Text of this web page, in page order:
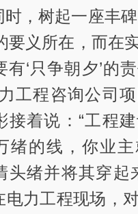
，树起一座丰碑
要义所在，而在
有‘只争朝夕’的
工程咨询公司
接着说：“工程建
绪的线，你业
头绪并将其穿起
电力工程现场，